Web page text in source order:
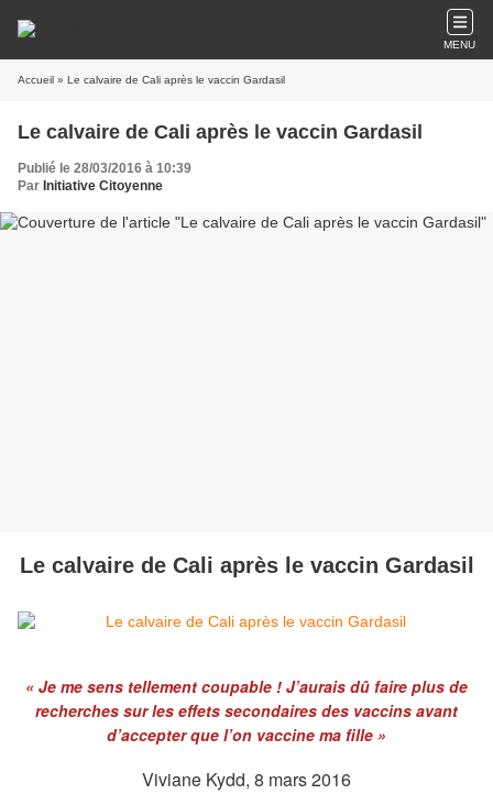
MENU
Accueil » Le calvaire de Cali après le vaccin Gardasil
Le calvaire de Cali après le vaccin Gardasil
Publié le 28/03/2016 à 10:39
Par Initiative Citoyenne
Le calvaire de Cali après le vaccin Gardasil
« Je me sens tellement coupable ! J’aurais dû faire plus de
recherches sur les effets secondaires des vaccins avant
d’accepter que l’on vaccine ma fille »
Viviane Kydd, 8 mars 2016